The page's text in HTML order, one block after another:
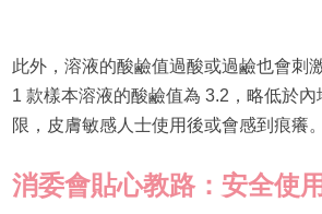
此外，溶液的酸鹼值過酸或過鹼也會刺
1 款樣本溶液的酸鹼值為 3.2，略低於
限，皮膚敏感人士使用後或會感到痕癢。
消委會貼心教路：安全使